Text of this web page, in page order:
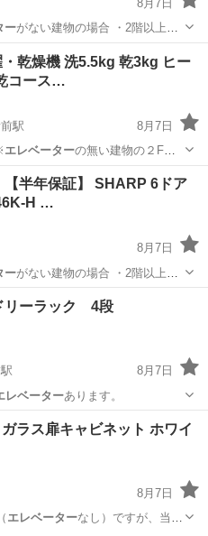
8月7日
ーがない建物の場合 ・2階以上：1
電 エリア
乾燥機 洗5.5kg 乾3kg ヒー
コース…
駅
8月7日
エレベーターの無い建物の２F以
生活家電
【半年保証】 SHARP 6ドア
H …
8月7日
ーがない建物の場合 ・2階以上：1
チン家電
ーラック 4段
8月7日
レベーターあります。
洗濯用品
ラス扉キャビネット ホワイ
8月7日
エレベーターなし）ですが、当方